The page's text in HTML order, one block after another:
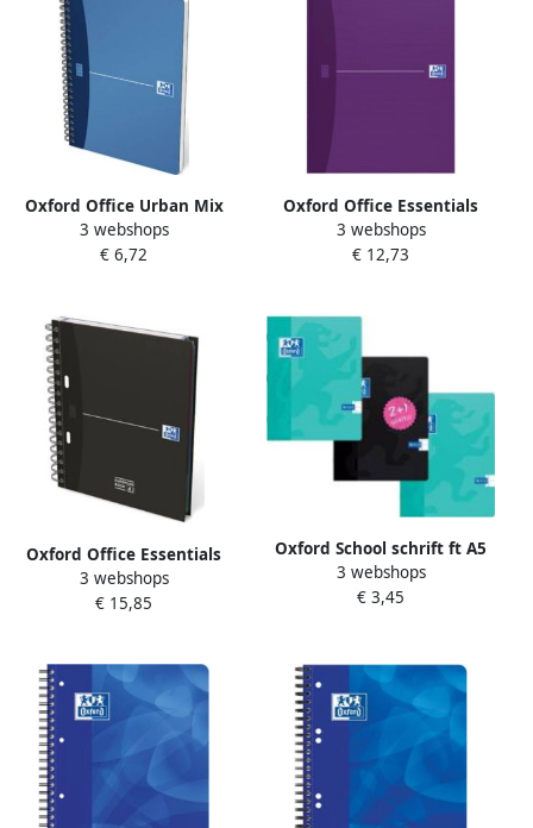
Oxford Office Urban Mix
spiraalschrift 180
bladzijden ft A5 gelijnd
3 webshops
€ 6,72
Oxford Office Essentials
schrift harde kaft 192
bladzijden ft A4 gelijnd
3 webshops
€ 12,73
Oxford Office Essentials
European Book 240
bladzijden ft A4+ gelijnd
3 webshops
€ 15,85
Oxford School schrift ft A5
72 bladzijden kantlijn
gelijnd pak van 3 stuks
3 webshops
€ 3,45